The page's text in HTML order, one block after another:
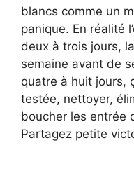
blancs comme un
panique. En réalité
deux à trois jours,
semaine avant de
quatre à huit jours,
testée, nettoyer,
boucher les entrée
Partagez petite